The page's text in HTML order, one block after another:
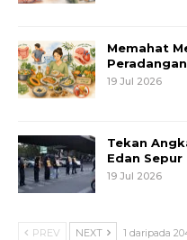
Memahat
19 Jul 2026
Tekan
Edan
19 Jul 2026
PREV NEXT 1 daripada